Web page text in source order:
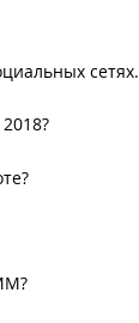
сетях.